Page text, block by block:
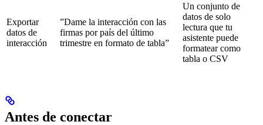
Exportar
datos de
interacción
”Dame la interacción con las
firmas por país del último
trimestre en formato de tabla”
Un conjunto de
datos de solo
lectura que tu
asistente puede
formatear como
tabla o CSV
Antes de conectar